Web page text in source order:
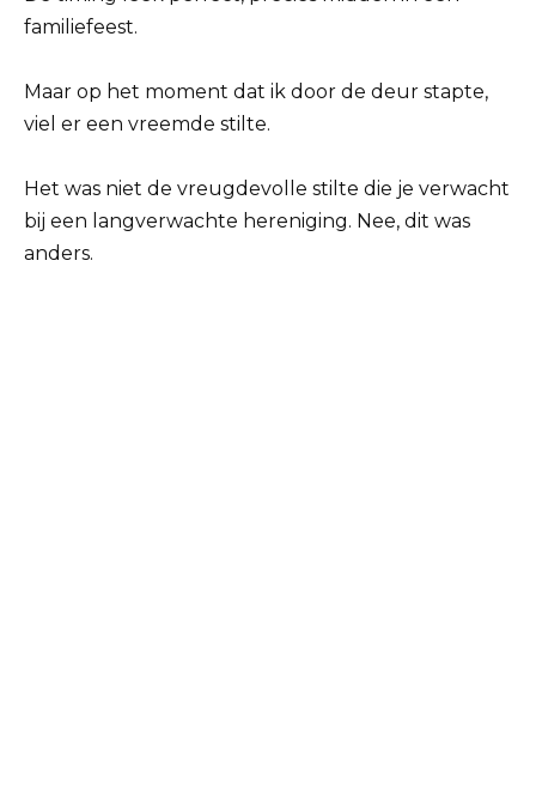
familiefeest.
Maar op het moment dat ik door de deur stapte,
viel er een vreemde stilte.
Het was niet de vreugdevolle stilte die je verwacht
bij een langverwachte hereniging. Nee, dit was
anders.